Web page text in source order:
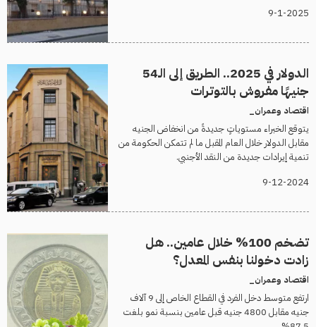
9-1-2025
الدولار في 2025.. الطريق إلى الـ54
جنيهًا مفروش بالتوترات
اقتصاد وعمران_
يتوقع الخبراء مستوياتٍ جديدةً من انخفاض الجنيه
مقابل الدولار خلال العام المقبل ما لم تتمكن الحكومة من
تنمية إيرادات جديدة من النقد الأجنبي.
9-12-2024
تضخم 100% خلال عامين.. هل
زادت دخولنا بنفس المعدل؟
اقتصاد وعمران_
ارتفع متوسط دخل الفرد في القطاع الخاص إلى 9 آلاف
جنيه مقابل 4800 جنيه قبل عامين بنسبة نمو بلغت